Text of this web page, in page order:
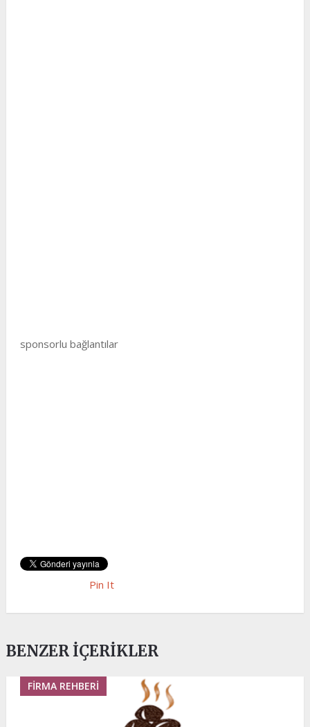
sponsorlu bağlantılar
Pin It
BENZER İÇERIKLER
FIRMA REHBERI